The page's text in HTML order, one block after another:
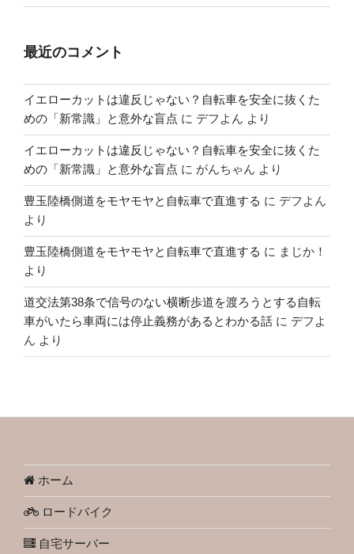
最近のコメント
イエローカットは違反じゃない？自転車を安全に抜くた
めの「新常識」と意外な盲点 に デフよん より
イエローカットは違反じゃない？自転車を安全に抜くた
めの「新常識」と意外な盲点 に がんちゃん より
豊玉陸橋側道をモヤモヤと自転車で直進する に デフよん
より
豊玉陸橋側道をモヤモヤと自転車で直進する に まじか！
より
道交法第38条で信号のない横断歩道を渡ろうとする自転
車がいたら車両には停止義務があるとわかる話 に デフよ
ん より
ホーム
ロードバイク
自宅サーバー